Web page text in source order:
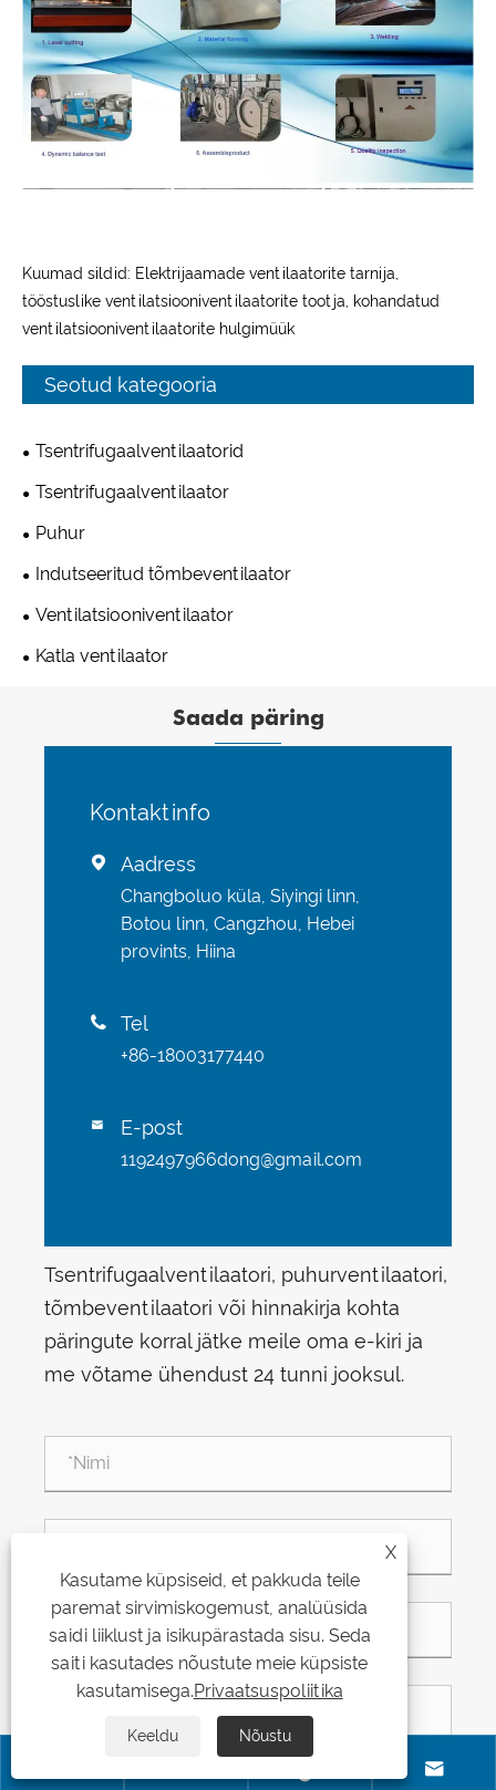
Kuumad sildid: Elektrijaamade ventilaatorite tarnija,
tööstuslike ventilatsiooniventilaatorite tootja, kohandatud
ventilatsiooniventilaatorite hulgimüük
Seotud kategooria
Tsentrifugaalventilaatorid
Tsentrifugaalventilaator
Puhur
Indutseeritud tõmbeventilaator
Ventilatsiooniventilaator
Katla ventilaator
Saada päring
Kontaktinfo
 Aadress
Changboluo küla, Siyingi linn,
Botou linn, Cangzhou, Hebei
provints, Hiina
 Tel
+86-18003177440
 E-post
1192497966dong@gmail.com
Tsentrifugaalventilaatori, puhurventilaatori,
tõmbeventilaatori või hinnakirja kohta
päringute korral jätke meile oma e-kiri ja
me võtame ühendust 24 tunni jooksul.

X
Kasutame küpsiseid, et pakkuda teile
paremat sirvimiskogemust, analüüsida
saidi liiklust ja isikupärastada sisu. Seda
saiti kasutades nõustute meie küpsiste
kasutamisega.Privaatsuspoliitika
Keeldu Nõustu